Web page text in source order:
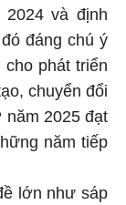
và định
đáng chú ý
phát triển
chuyển đổi
năm 2025 đạt
năm tiếp
lớn như sáp